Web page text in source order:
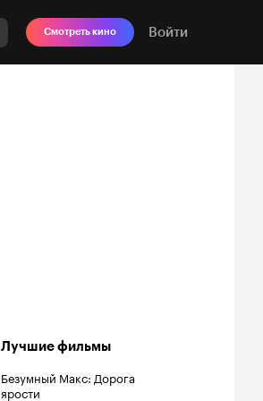
Смотреть кино Войти
Лучшие фильмы
Безумный Макс: Дорога
ярости